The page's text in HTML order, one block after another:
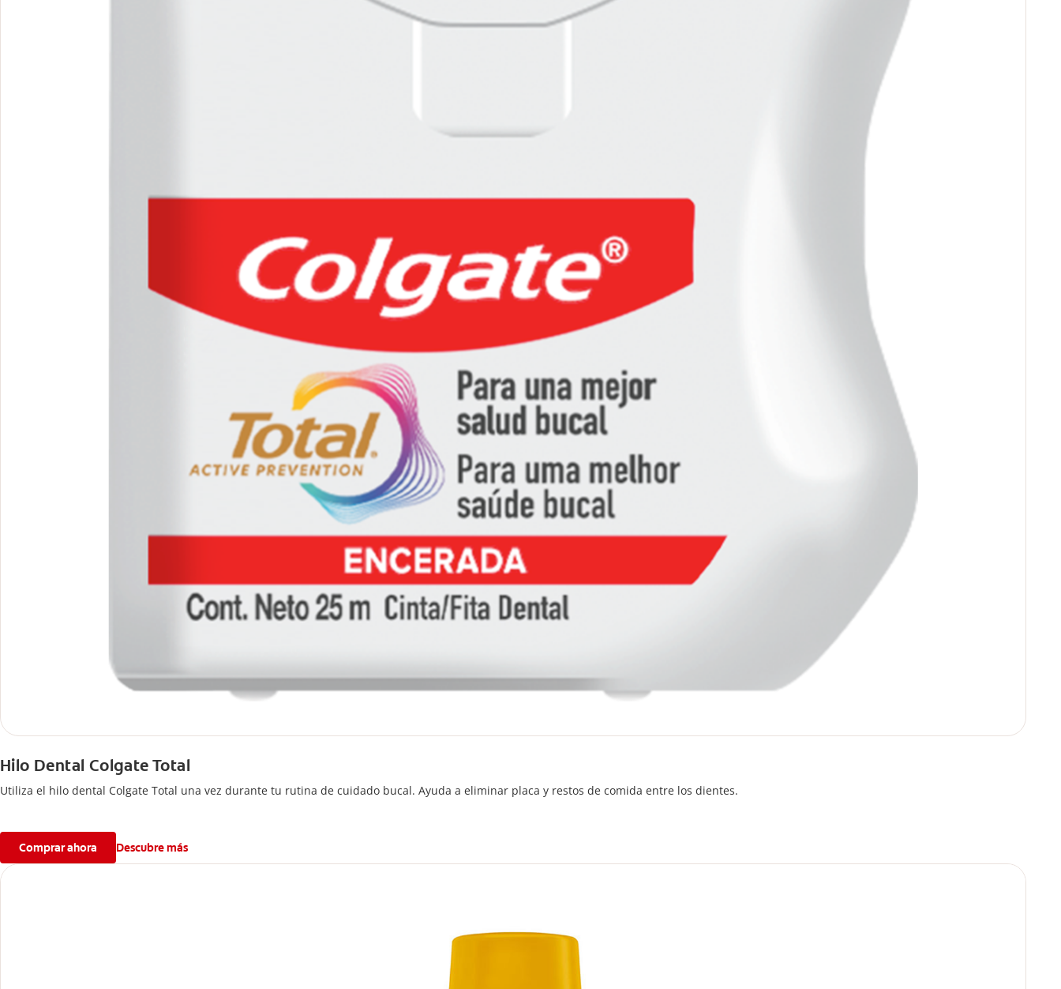
Hilo Dental Colgate Total
Utiliza el hilo dental Colgate Total una vez durante tu rutina de cuidado bucal. Ayuda a eliminar placa y restos de comida entre los dientes.
Comprar ahora Descubre más